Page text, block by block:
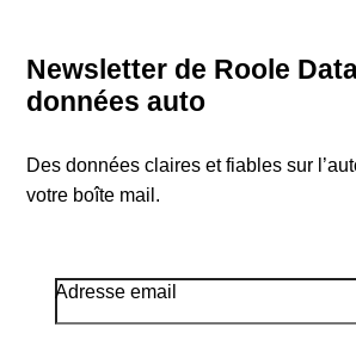
Newsletter de Roole
données auto
Des données claires et fiables sur
votre boîte mail.
Adresse email